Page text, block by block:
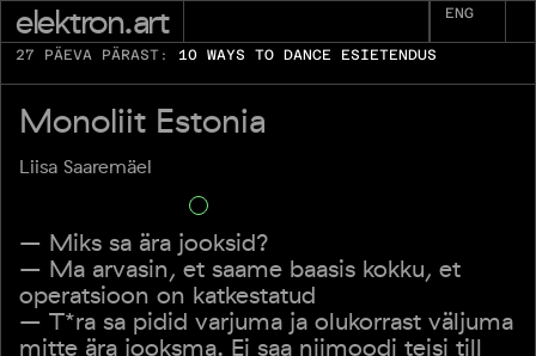
elektron.art ENG
27 PÄEVA PÄRAST: 10 WAYS TO DANCE ESIETENDUS
Monoliit Estonia
Liisa Saaremäel
– Miks sa ära jooksid?
– Ma arvasin, et saame baasis kokku, et
operatsioon on katkestatud
– T*ra sa pidid varjuma ja olukorrast väljuma
mitte ära jooksma. Ei saa niimoodi teisi till